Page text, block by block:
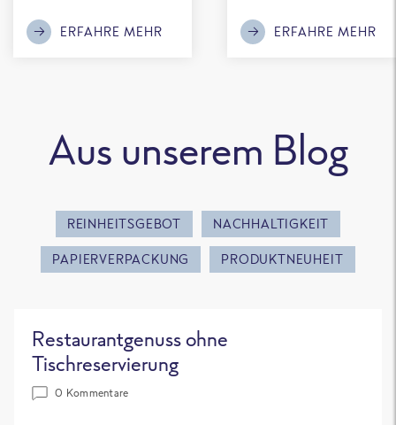
ERFAHRE MEHR ERFAHRE MEHR
Aus unserem Blog
REINHEITSGEBOT NACHHALTIGKEIT
PAPIERVERPACKUNG PRODUKTNEUHEIT
Restaurantgenuss ohne
Tischreservierung
0 Kommentare